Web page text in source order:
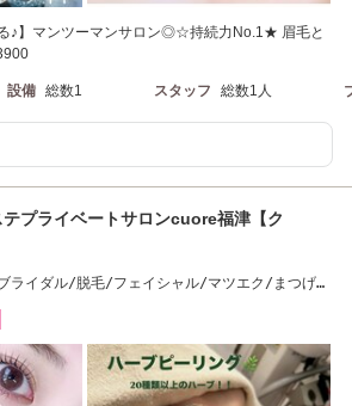
る♪】マンツーマンサロン◎☆持続力No.1★ 眉毛と
設備 総数1 スタッフ 総数1人
プライベートサロンcuore福津【ク
ライダル/脱毛/フェイシャル/マツエク/まつげパ